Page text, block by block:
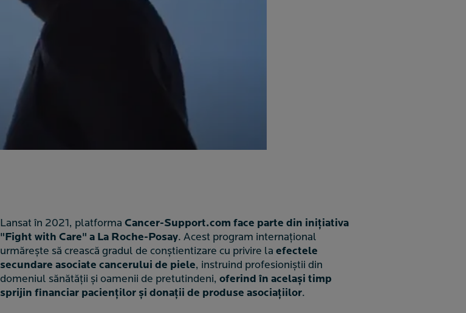
Lansat în 2021, platforma Cancer-Support.com face parte din inițiativa
"Fight with Care" a La Roche-Posay. Acest program internațional
urmărește să crească gradul de conștientizare cu privire la efectele
secundare asociate cancerului de piele, instruind profesioniștii din
domeniul sănătății și oamenii de pretutindeni, oferind în același timp
sprijin financiar pacienților și donații de produse asociațiilor.